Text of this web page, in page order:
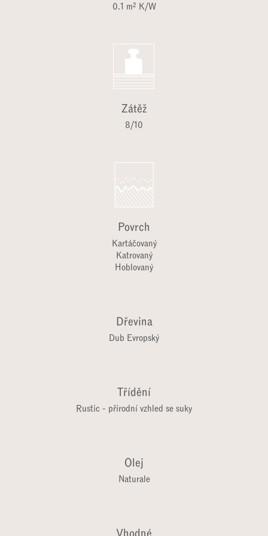
0.1 m² K/W
Zátěž
8/10
Povrch
Kartáčovaný
Katrovaný
Hoblovaný
Dub Evropský
Rustic - přírodní vzhled se suky
Naturale